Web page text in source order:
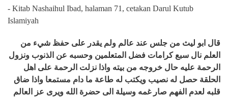
- Kitab Nashaihul Ibad, halaman 71, cetakan Darul Kutub
Islamiyah
قال ابو ليث من جلس عند عالم ولم يقدر على حفظ شيء من
العلم نال سبع كرامات فضل المتعلمين وحسبه عن الذنوب ونزول
الرحمة عليه حال خروجه من بيته واذا نزلت الرحمة على اهل
الحلقة حصل له نصيب ويكتب له طاعة ما دام مستمعا واذا ضاق
قلبه لعدم الفهم صار غمه وسيلة الى حضرة الله ويرى عز العالم